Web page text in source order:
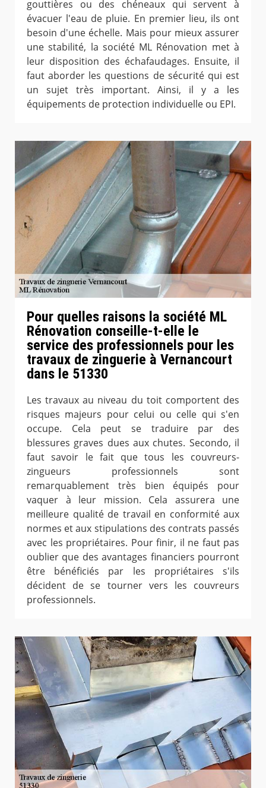
gouttières ou des chéneaux qui servent à
évacuer l'eau de pluie. En premier lieu, ils ont
besoin d'une échelle. Mais pour mieux assurer
une stabilité, la société ML Rénovation met à
leur disposition des échafaudages. Ensuite, il
faut aborder les questions de sécurité qui est
un sujet très important. Ainsi, il y a les
équipements de protection individuelle ou EPI.
Pour quelles raisons la société ML
Rénovation conseille-t-elle le
service des professionnels pour les
travaux de zinguerie à Vernancourt
dans le 51330
Les travaux au niveau du toit comportent des
risques majeurs pour celui ou celle qui s'en
occupe. Cela peut se traduire par des
blessures graves dues aux chutes. Secondo, il
faut savoir le fait que tous les couvreurs-
zingueurs professionnels sont
remarquablement très bien équipés pour
vaquer à leur mission. Cela assurera une
meilleure qualité de travail en conformité aux
normes et aux stipulations des contrats passés
avec les propriétaires. Pour finir, il ne faut pas
oublier que des avantages financiers pourront
être bénéficiés par les propriétaires s'ils
décident de se tourner vers les couvreurs
professionnels.